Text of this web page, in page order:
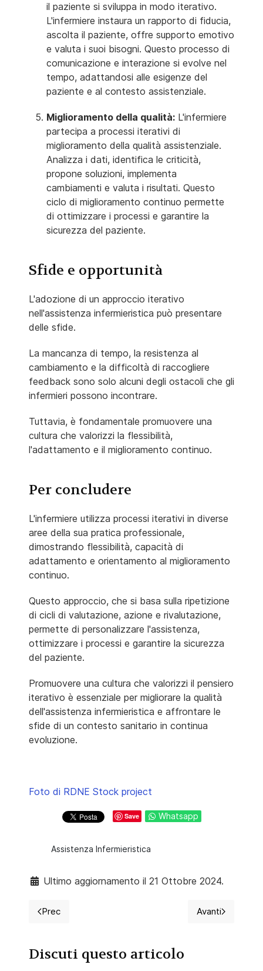
il paziente si sviluppa in modo iterativo.
L'infermiere instaura un rapporto di fiducia,
ascolta il paziente, offre supporto emotivo
e valuta i suoi bisogni. Questo processo di
comunicazione e interazione si evolve nel
tempo, adattandosi alle esigenze del
paziente e al contesto assistenziale.
Miglioramento della qualità: L'infermiere
partecipa a processi iterativi di
miglioramento della qualità assistenziale.
Analizza i dati, identifica le criticità,
propone soluzioni, implementa
cambiamenti e valuta i risultati. Questo
ciclo di miglioramento continuo permette
di ottimizzare i processi e garantire la
sicurezza del paziente.
Sfide e opportunità
L'adozione di un approccio iterativo
nell'assistenza infermieristica può presentare
delle sfide.
La mancanza di tempo, la resistenza al
cambiamento e la difficoltà di raccogliere
feedback sono solo alcuni degli ostacoli che gli
infermieri possono incontrare.
Tuttavia, è fondamentale promuovere una
cultura che valorizzi la flessibilità,
l'adattamento e il miglioramento continuo.
Per concludere
L'infermiere utilizza processi iterativi in diverse
aree della sua pratica professionale,
dimostrando flessibilità, capacità di
adattamento e orientamento al miglioramento
continuo.
Questo approccio, che si basa sulla ripetizione
di cicli di valutazione, azione e rivalutazione,
permette di personalizzare l'assistenza,
ottimizzare i processi e garantire la sicurezza
del paziente.
Promuovere una cultura che valorizzi il pensiero
iterativo è essenziale per migliorare la qualità
dell'assistenza infermieristica e affrontare le
sfide di un contesto sanitario in continua
evoluzione.
Foto di RDNE Stock project
Save Whatsapp
Assistenza Infermieristica
Ultimo aggiornamento il 21 Ottobre 2024.
Articolo precedente: In arrivo le nuove Lauree
Prec Articolo
Avanti
Discuti questo articolo